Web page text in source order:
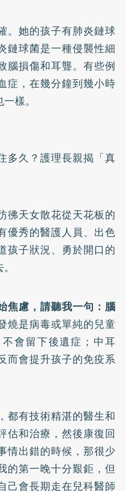
。她的孩子有肺炎鏈球
鏈球菌是一種侵襲性細
腦損傷和耳聾。有些例
症，在幾分鐘到幾小時
樣。
多久？護理長親揭「真
彿天女散花從天花板的
優秀的醫護人員、出色
孩子狀況、勇於開口的
焦慮，請聽我一句：腦
燒是病毒或單純的兒童
會留下後遺症；中耳
而會提升孩子的免疫系
都有技術精湛的醫生和
估和治療，然後康復回
情出錯的時候，那很少
的第一晚十分艱鉅，但
己會長期走在兒科醫師